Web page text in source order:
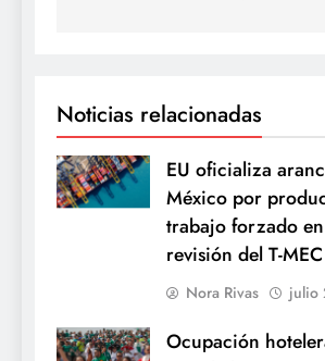
Noticias relacionadas
EU oficializa
México por
trabajo forzado
revisión del T-MEC
Nora Rivas julio
Ocupación